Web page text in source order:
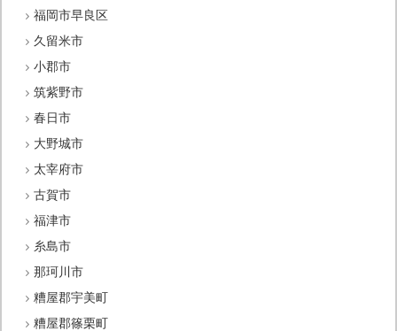
福岡市早良区
久留米市
小郡市
筑紫野市
春日市
大野城市
太宰府市
古賀市
福津市
糸島市
那珂川市
糟屋郡宇美町
糟屋郡篠栗町